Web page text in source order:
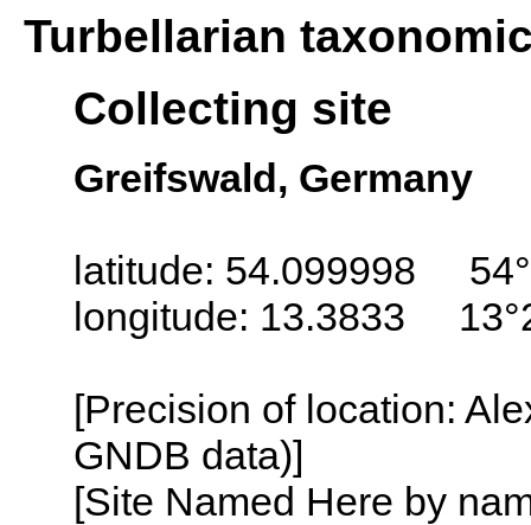
Turbellarian
Collecting site
Greifswald, Germany
latitude: 54.099998
longitude: 13.3833
[Precision of location:
GNDB data)]
[Site Named Here by